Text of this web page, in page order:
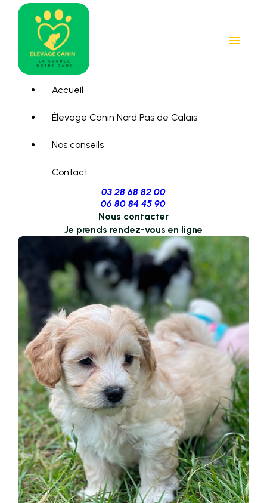
menu
Accueil
Élevage Canin Nord Pas de Calais
Nos conseils
Contact
03 28 68 82 00
06 80 84 45 90
Nous contacter
Je prends rendez-vous en ligne
Panneau de gestion des cookies